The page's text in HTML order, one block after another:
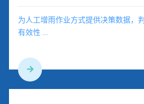
为人工增雨作业方式提供决策数据，
有效性 ...